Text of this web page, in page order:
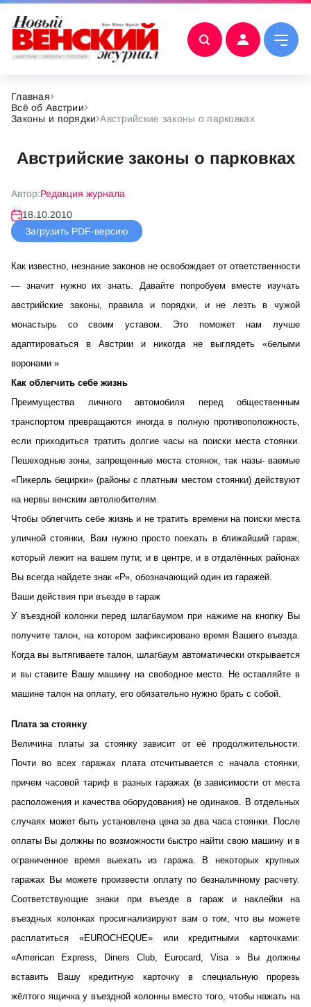
Главная
Всё об Австрии
Законы и порядки Австрийские законы о парковках
Австрийские законы о парковках
Автор:Редакция журнала
18.10.2010
Загрузить PDF-версию
Как известно, незнание законов не освобождает от ответственности
— значит нужно их знать. Давайте попробуем вместе изучать
австрийские законы, правила и порядки, и не лезть в чужой
монастырь со своим уставом. Это поможет нам лучше
адаптироваться в Австрии и никогда не выглядеть «белыми
воронами »
Как облегчить себе жизнь
Преимущества личного автомобиля перед общественным
транспортом превращаются иногда в полную противоположность,
если приходиться тратить долгие часы на поиски места стоянки.
Пешеходные зоны, запрещенные места стоянок, так назы- ваемые
«Пикерль бецирки» (районы с платным местом стоянки) действуют
на нервы венским автолюбителям.
Чтобы облегчить себе жизнь и не тратить времени на поиски места
уличной стоянки, Вам нужно просто поехать в ближайший гараж,
который лежит на вашем пути; и в центре, и в отдалённых районах
Вы всегда найдете знак «Р», обозначающий один из гаражей.
Ваши действия при въезде в гараж
У въездной колонки перед шлагбаумом при нажиме на кнопку Вы
получите талон, на котором зафиксировано время Вашего въезда.
Когда вы вытягиваете талон, шлагбаум автоматически открывается
и вы ставите Вашу машину на свободное место. Не оставляйте в
машине талон на оплату, его обязательно нужно брать с собой.
Плата за стоянку
Величина платы за стоянку зависит от её продолжительности.
Почти во всех гаражах плата отсчитывается с начала стоянки,
причем часовой тариф в разных гаражах (в зависимости от места
расположения и качества оборудования) не одинаков. В отдельных
случаях может быть установлена цена за два часа стоянки. После
оплаты Вы должны по возможности быстро найти свою машину и в
ограниченное время выехать из гаража. В некоторых крупных
гаражах Вы можете произвести оплату по безналичному расчету.
Соответствующие знаки при въезде в гараж и наклейки на
въездных колонках просигнализируют вам о том, что вы можете
расплатиться «EUROCHEQUE» или кредитными карточками:
«American Express, Diners Club, Eurocard, Visa » Вы должны
вставить Вашу кредитную карточку в специальную прорезь
жёлтого ящичка у въездной колонны вместо того, чтобы нажать на